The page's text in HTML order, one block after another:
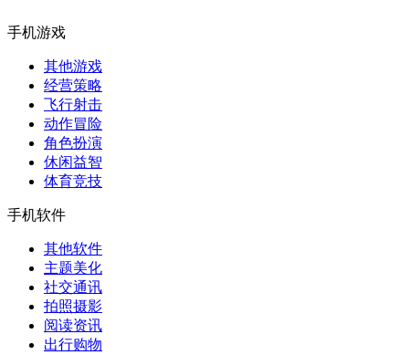
手机游戏
其他游戏
经营策略
飞行射击
动作冒险
角色扮演
休闲益智
体育竞技
手机软件
其他软件
主题美化
社交通讯
拍照摄影
阅读资讯
出行购物